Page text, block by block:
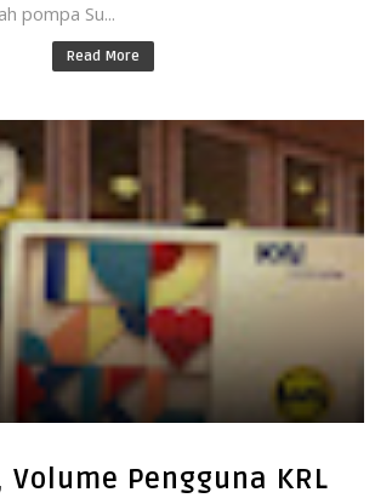
pompa Su...
Read More
Pengguna KRL